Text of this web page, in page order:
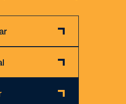
Declaración de privacidad
- All rights reserved